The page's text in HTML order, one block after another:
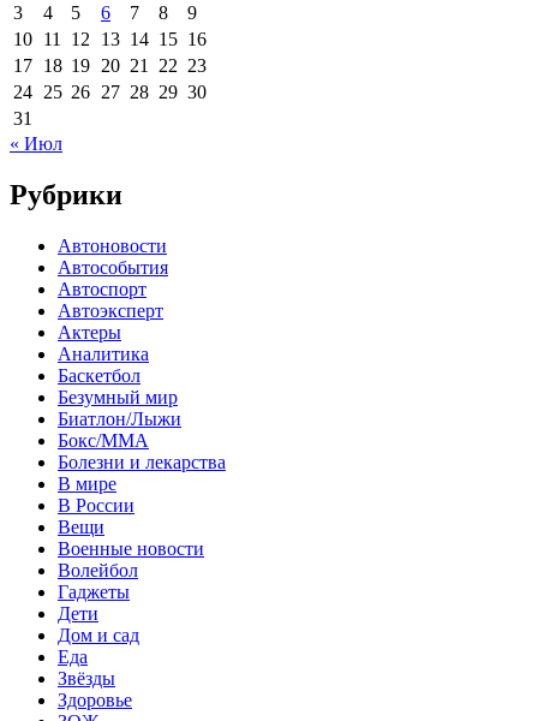
3
4 5 6 7 8
9
10 11 12 13 14 15 16
17 18 19 20 21 22 23
24 25 26 27 28 29 30
31
« Июл
Рубрики
Автоновости
Автособытия
Автоспорт
Автоэксперт
Актеры
Аналитика
Баскетбол
Безумный мир
Биатлон/Лыжи
Бокс/MMA
Болезни и лекарства
В мире
В России
Вещи
Военные новости
Волейбол
Гаджеты
Дети
Дом и сад
Еда
Звёзды
Здоровье